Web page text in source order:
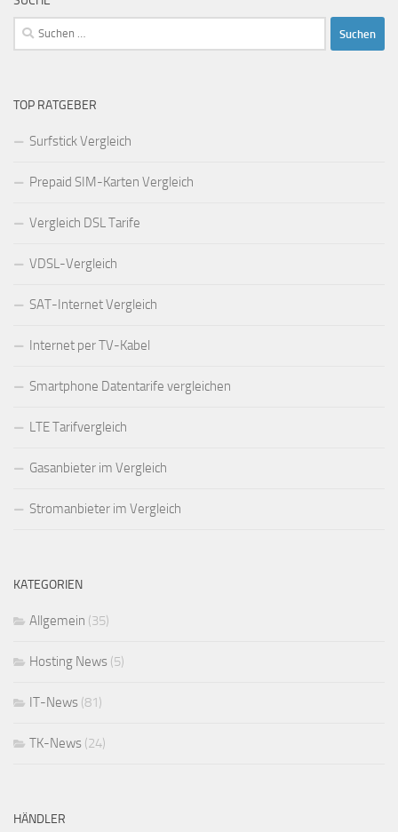
Suchen
nach:
TOP RATGEBER
Surfstick Vergleich
Prepaid SIM-Karten Vergleich
Vergleich DSL Tarife
VDSL-Vergleich
SAT-Internet Vergleich
Internet per TV-Kabel
Smartphone Datentarife vergleichen
LTE Tarifvergleich
Gasanbieter im Vergleich
Stromanbieter im Vergleich
KATEGORIEN
Allgemein (35)
Hosting News (5)
IT-News (81)
TK-News (24)
HÄNDLER